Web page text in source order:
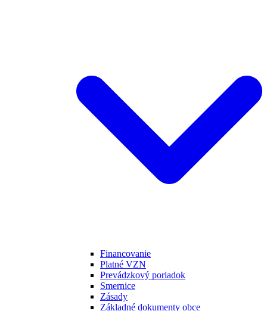
Financovanie
Platné VZN
Prevádzkový poriadok
Smernice
Zásady
Základné dokumenty obce